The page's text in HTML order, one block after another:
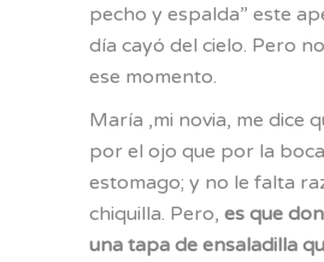
pecho y espalda” este
día cayó del cielo. Pero
ese momento.
María ,mi novia, me dice
por el ojo que por la
estomago; y no le falta
chiquilla. Pero, es que
una tapa de ensaladilla